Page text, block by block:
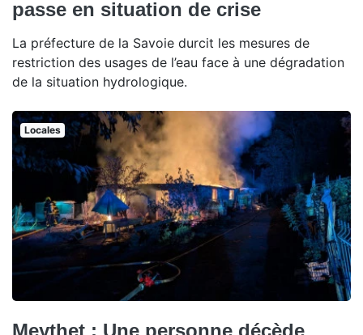
passe en situation de crise
La préfecture de la Savoie durcit les mesures de
restriction des usages de l’eau face à une dégradation
de la situation hydrologique.
Locales
Meythet : Une personne décède